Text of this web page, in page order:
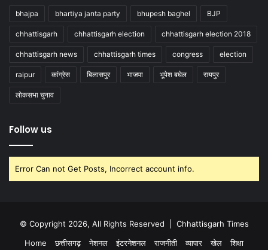
bhajpa bhartiya janta party bhupesh baghel BJP
chhattisgarh chhattisgarh election chhattisgarh election 2018
chhattisgarh news chhattisgarh times congress election
raipur कांग्रेस बिलासपुर भाजपा भूपेश बघेल रायपुर
लोकसभा चुनाव
Follow us
Error Can not Get Posts, Incorrect account info.
© Copyright 2026, All Rights Reserved | Chhattisgarh Times
Home
छत्तीसगढ़ नेशनल इंटरनेशनल राजनीती व्यापार खेल शिक्षा